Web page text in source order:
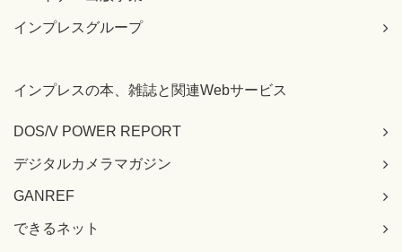
インプレスグループ
インプレスの本、雑誌と関連Webサービス
DOS/V POWER REPORT
デジタルカメラマガジン
GANREF
できるネット